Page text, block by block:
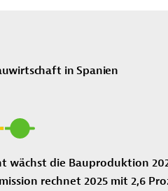
in Spanien
wächst die Bauproduktion
rechnet 2025 mit 2,6